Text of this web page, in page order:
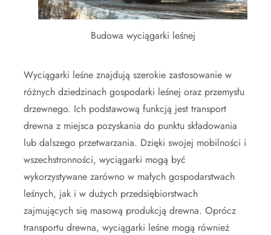
Budowa wyciągarki leśnej
Wyciągarki leśne znajdują szerokie zastosowanie w
różnych dziedzinach gospodarki leśnej oraz przemysłu
drzewnego. Ich podstawową funkcją jest transport
drewna z miejsca pozyskania do punktu składowania
lub dalszego przetwarzania. Dzięki swojej mobilności i
wszechstronności, wyciągarki mogą być
wykorzystywane zarówno w małych gospodarstwach
leśnych, jak i w dużych przedsiębiorstwach
zajmujących się masową produkcją drewna. Oprócz
transportu drewna, wyciągarki leśne mogą również